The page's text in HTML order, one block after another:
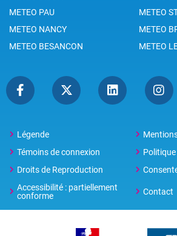
METEO PAU
METEO
METEO NANCY
METEO
METEO BESANCON
METEO
Légende
Témoins de connexion
Droits de Reproduction
Accessibilité : partiellement
conforme
Contact